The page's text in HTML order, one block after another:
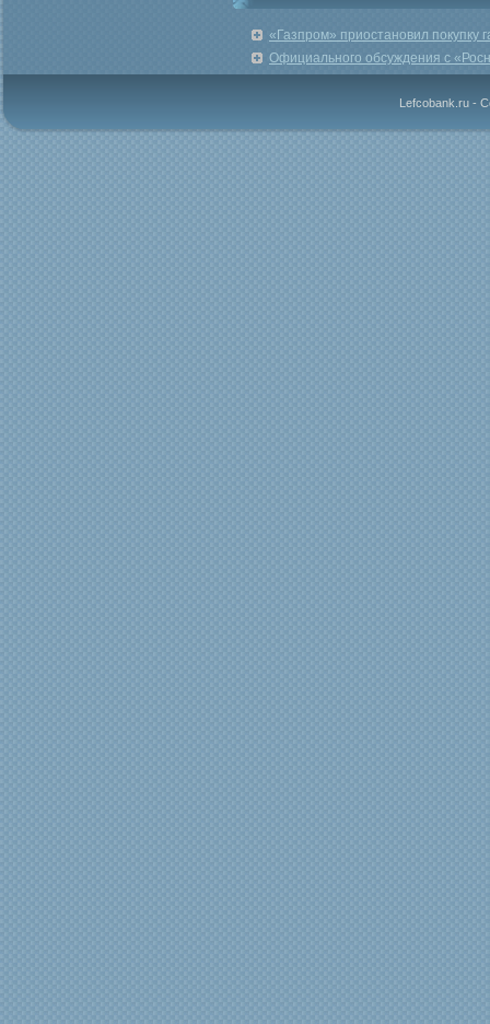
«Газпром» приостановил покупку
Официального обсуждения с
Lefcobank.ru -